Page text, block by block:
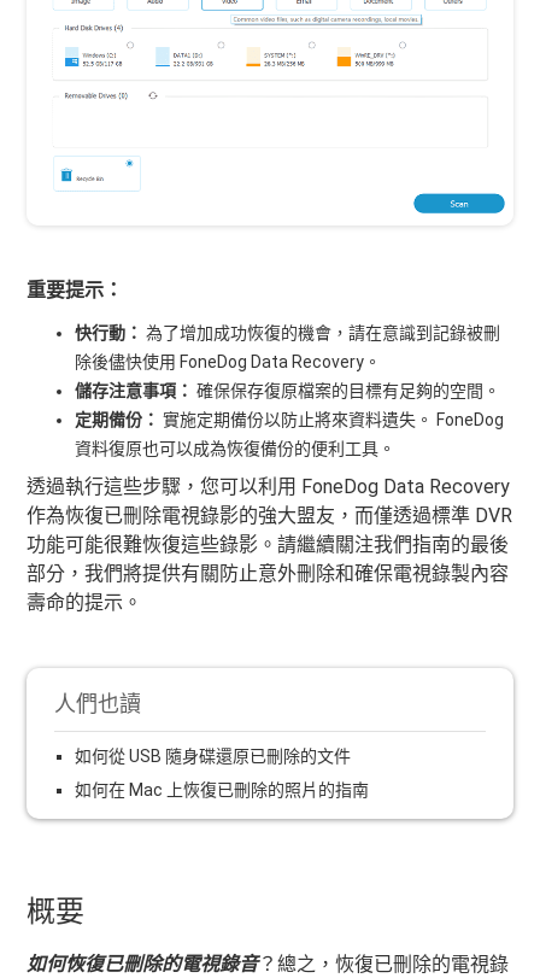
重要提示：
快行動： 為了增加成功恢復的機會，請在意識到記錄被刪
除後儘快使用 FoneDog Data Recovery。
儲存注意事項： 確保保存復原檔案的目標有足夠的空間。
定期備份： 實施定期備份以防止將來資料遺失。 FoneDog
資料復原也可以成為恢復備份的便利工具。
透過執行這些步驟，您可以利用 FoneDog Data Recovery
作為恢復已刪除電視錄影的強大盟友，而僅透過標準 DVR
功能可能很難恢復這些錄影。請繼續關注我們指南的最後
部分，我們將提供有關防止意外刪除和確保電視錄製內容
壽命的提示。
人們也讀
如何從 USB 隨身碟還原已刪除的文件
如何在 Mac 上恢復已刪除的照片的指南
概要
如何恢復已刪除的電視錄音？總之，恢復已刪除的電視錄